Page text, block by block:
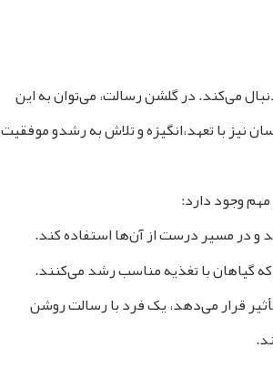
می‌کند. در گلشن رسالت، می‌توان به این
نیز با تعهد،انگیزه و تلاش به رشدو موفقیت
وجود دارد:
و در مسیر درست از آن‌ها استفاده کند.
گیاهان با تغذیه مناسب رشد می‌کنند.
قرار می‌دهد، یک فرد با رسالت روشن